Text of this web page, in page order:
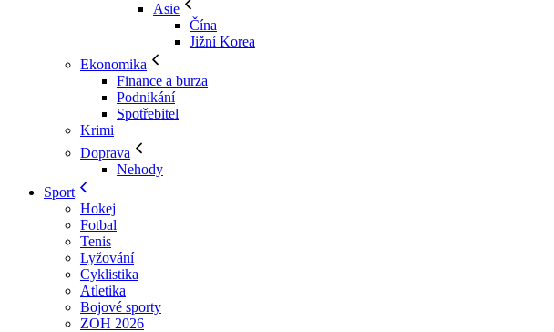
Asie
Čína
Jižní Korea
Ekonomika
Finance a burza
Podnikání
Spotřebitel
Krimi
Doprava
Nehody
Sport
Hokej
Fotbal
Tenis
Lyžování
Cyklistika
Atletika
Bojové sporty
ZOH 2026